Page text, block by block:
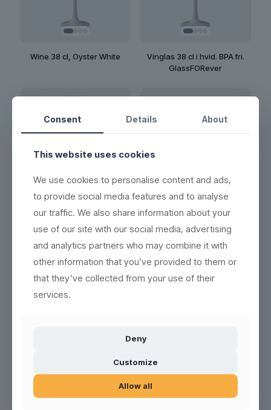
Wine 38 cl, Oyster White
Vinglas 38 cl i hvid. BPA fri.
GlassFORever
Vinglas 47 cl. BPA fri.
GlassFORever
Vinglas Frosted, 25 cl
Consent Details About
This website uses cookies
We use cookies to personalise content and ads,
to provide social media features and to analyse
our traffic. We also share information about your
use of our site with our social media, advertising
and analytics partners who may combine it with
other information that you’ve provided to them or
that they’ve collected from your use of their
services.
Deny
Customize
Allow all